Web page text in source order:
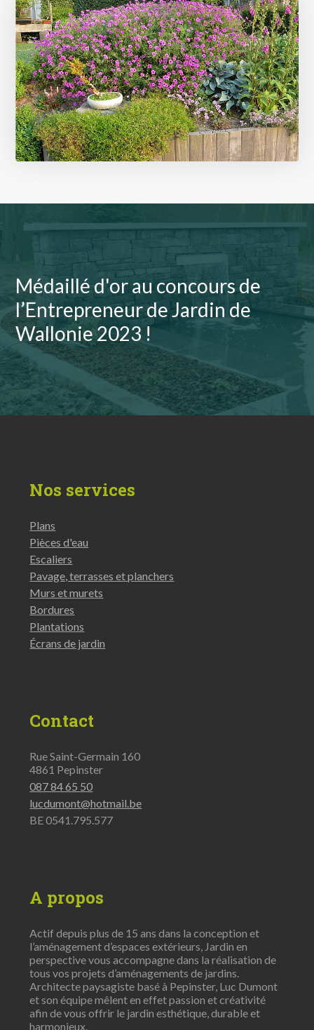
Planchers en bois
10 photos
Plantations
15 photos
Médaillé d'or au concours de
l’Entrepreneur de Jardin de
Wallonie 2023 !
Nos services
Plans
Pièces d'eau
Escaliers
Pavage, terrasses et planchers
Murs et murets
Bordures
Plantations
Écrans de jardin
Contact
Rue Saint-Germain 160
4861 Pepinster
087 84 65 50
lucdumont@hotmail.be
BE 0541.795.577
A propos
Actif depuis plus de 15 ans dans la conception et
l’aménagement d’espaces extérieurs, Jardin en
perspective vous accompagne dans la réalisation de
tous vos projets d’aménagements de jardins.
Architecte paysagiste basé à Pepinster, Luc Dumont
et son équipe mêlent en effet passion et créativité
afin de vous offrir le jardin esthétique, durable et
harmonieux.